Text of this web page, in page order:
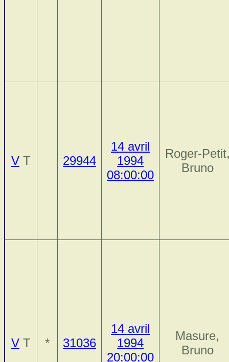
V T 29944
14 avril
1994
08:00:00
Roger-
Bruno
V T * 31036
14 avril
1994
20:00:00
Masure,
Bruno